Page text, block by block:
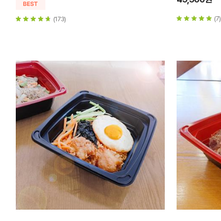
(173) (7)